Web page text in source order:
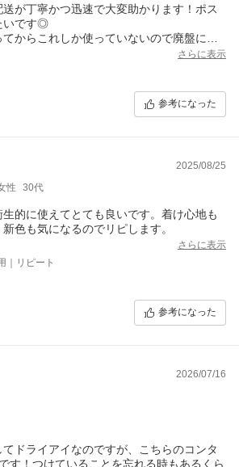
が丁寧かつ迅速で大変助かります！ポス
いです◎
からこれしか使っていないので廃盤にな
さらに表示
参考になった
2025/08/25
性 30代
的に使えてとても良いです。着け心地も
色も気になるのでリピします。
さらに表示
｜リピート
参考になった
2026/07/16
ドライアイなのですが、こちらのコンタ
す！つけていることを忘れる時もあるくら